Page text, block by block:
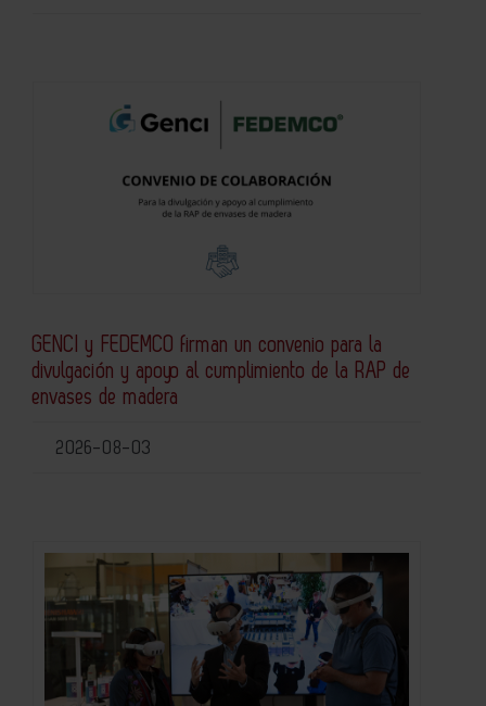
GENCI y FEDEMCO firman un convenio para la
divulgación y apoyo al cumplimiento de la RAP de
envases de madera
2026-08-03